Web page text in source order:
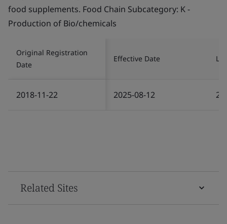
food supplements. Food Chain Subcategory: K -
Production of Bio/chemicals
Original Registration
Date
Effective Date
2018-11-22 2025-08-12
Related Sites